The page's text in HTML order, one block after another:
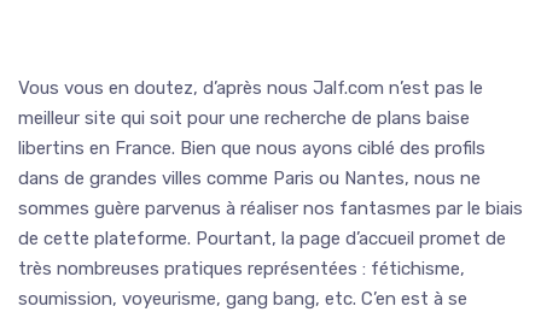
Vous vous en doutez, d’après nous Jalf.com n’est pas le
meilleur site qui soit pour une recherche de plans baise
libertins en France. Bien que nous ayons ciblé des profils
dans de grandes villes comme Paris ou Nantes, nous ne
sommes guère parvenus à réaliser nos fantasmes par le biais
de cette plateforme. Pourtant, la page d’accueil promet de
très nombreuses pratiques représentées : fétichisme,
soumission, voyeurisme, gang bang, etc. C’en est à se